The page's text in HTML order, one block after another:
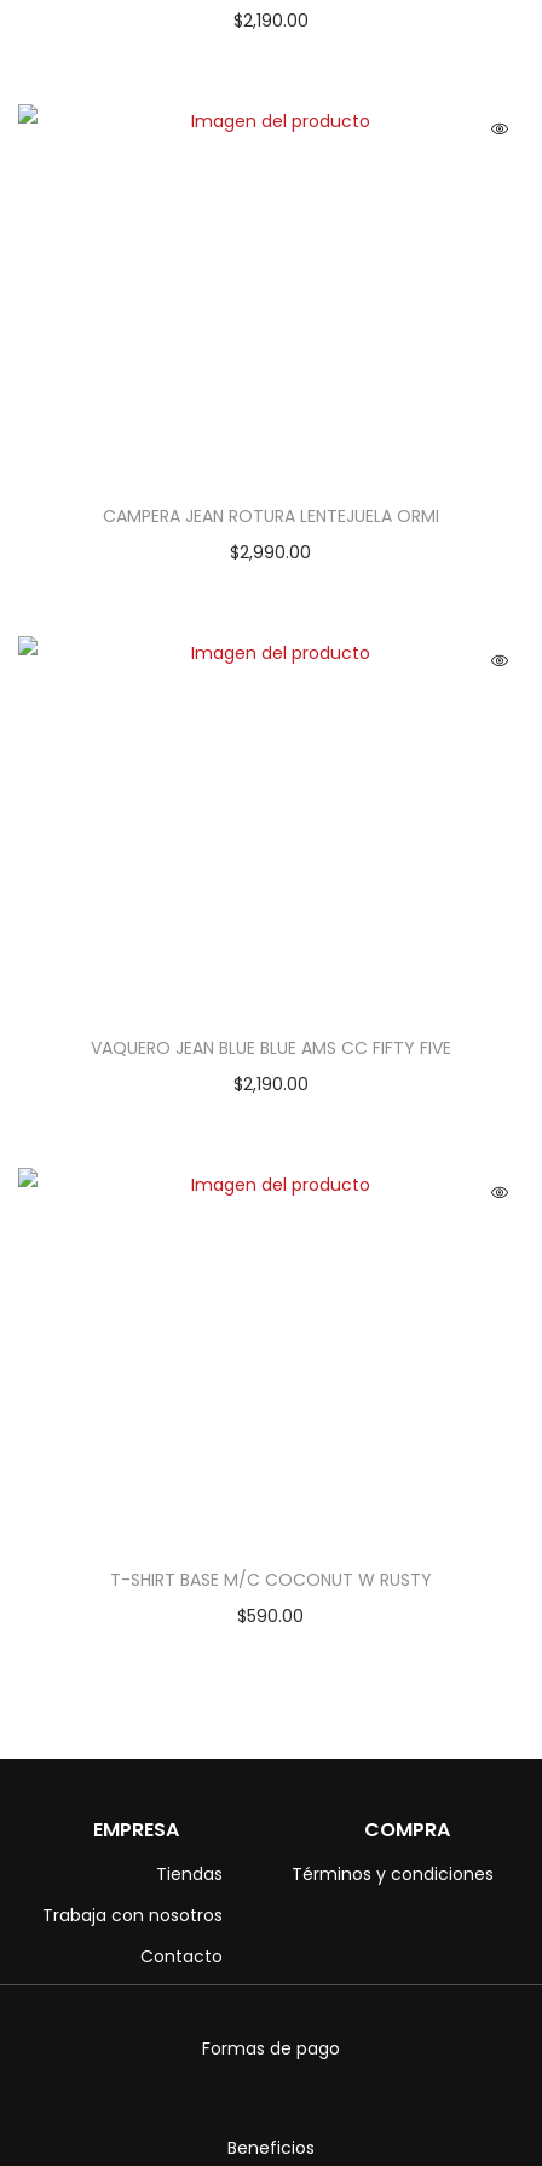
$2,190.00
CAMPERA JEAN ROTURA LENTEJUELA ORMI
$2,990.00
VAQUERO JEAN BLUE BLUE AMS CC FIFTY FIVE
$2,190.00
T-SHIRT BASE M/C COCONUT W RUSTY
$590.00
EMPRESA
Tiendas
Trabaja con nosotros
Contacto
COMPRA
Términos y condiciones
Formas de pago
Beneficios